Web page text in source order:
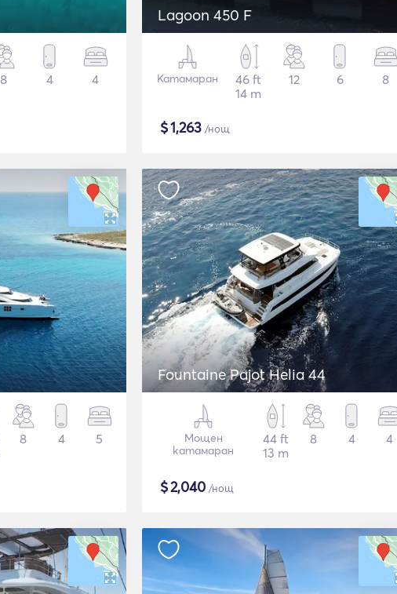
8 4 4
Lagoon 450 F
Катамаран
46 ft
14 m
12 6 8
$1,263 /нощ
8 4 5
Fountaine Pajot Helia 44
Мощен
катамаран
44 ft
13 m
8 4 4
$2,040 /нощ